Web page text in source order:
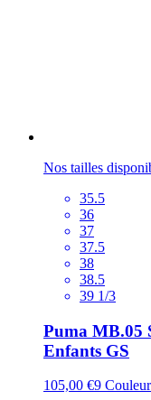
Nos tailles
35.5
36
37
37.5
38
38.5
39 1/3
Puma MB.05
Enfants GS
105,00 €9